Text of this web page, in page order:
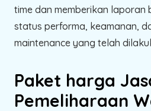
time dan memberikan laporan
status performa, keamanan,
maintenance yang telah
Paket harga
Pemeliharaan